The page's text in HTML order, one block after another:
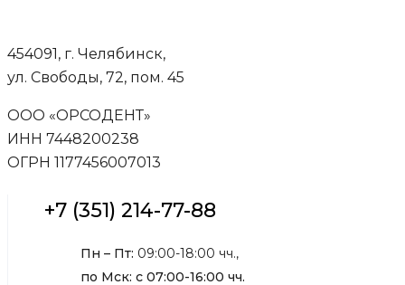
454091, г. Челябинск,
ул. Свободы, 72, пом. 45
ООО «ОРСОДЕНТ»
ИНН 7448200238
ОГРН 1177456007013
+7 (351) 214-77-88
Пн – Пт: 09:00-18:00 чч.,
по Мск: с 07:00-16:00 чч.